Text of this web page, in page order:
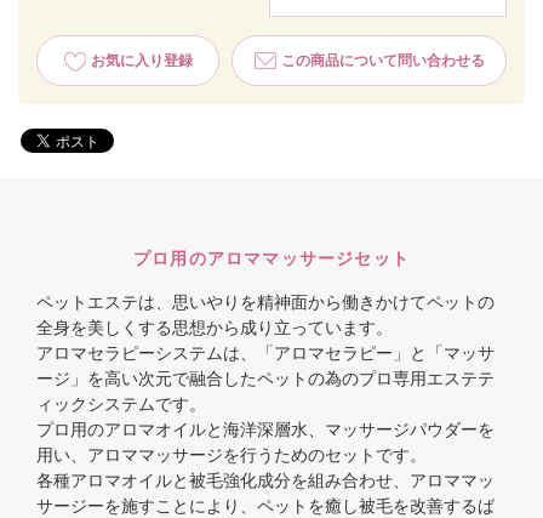
お気に入り登録 この商品について問い合わせる
プロ用のアロママッサージセット
ペットエステは、思いやりを精神面から働きかけてペットの
全身を美しくする思想から成り立っています。
アロマセラピーシステムは、「アロマセラピー」と「マッサ
ージ」を高い次元で融合したペットの為のプロ専用エステテ
ィックシステムです。
プロ用のアロマオイルと海洋深層水、マッサージパウダーを
用い、アロママッサージを行うためのセットです。
各種アロマオイルと被毛強化成分を組み合わせ、アロママッ
サージーを施すことにより、ペットを癒し被毛を改善するば